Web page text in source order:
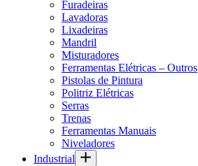
Furadeiras
Lavadoras
Lixadeiras
Mandril
Misturadores
Ferramentas Elétricas – Outros
Pistolas de Pintura
Politriz Elétricas
Serras
Trenas
Ferramentas Manuais
Niveladores
Industrial